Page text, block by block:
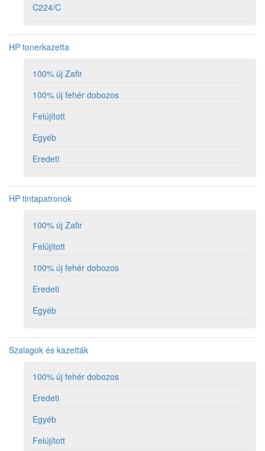
C224/C
HP tonerkazetta
100% új Zafir
100% új fehér dobozos
Felújított
Egyéb
Eredeti
HP tintapatronok
100% új Zafir
Felújított
100% új fehér dobozos
Eredeti
Egyéb
Szalagok és kazetták
100% új fehér dobozos
Eredeti
Egyéb
Felújított